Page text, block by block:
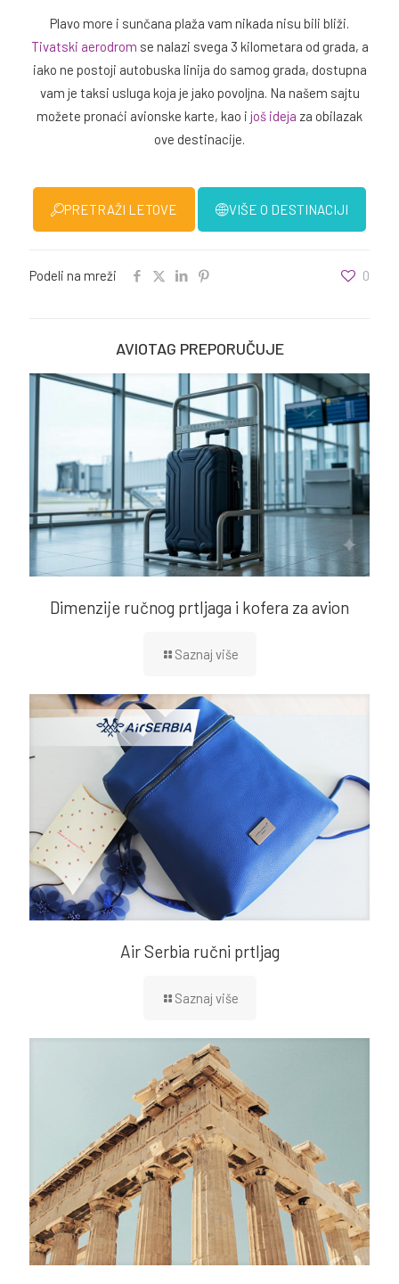
Plavo more i sunčana plaža vam nikada nisu bili bliži.
Tivatski aerodrom se nalazi svega 3 kilometara od grada, a
iako ne postoji autobuska linija do samog grada, dostupna
vam je taksi usluga koja je jako povoljna. Na našem sajtu
možete pronaći avionske karte, kao i još ideja za obilazak
ove destinacije.
PRETRAŽI LETOVE VIŠE O DESTINACIJI
Podeli na mreži 0
AVIOTAG PREPORUČUJE
Dimenzije ručnog prtljaga i kofera za avion
Saznaj više
Air Serbia ručni prtljag
Saznaj više